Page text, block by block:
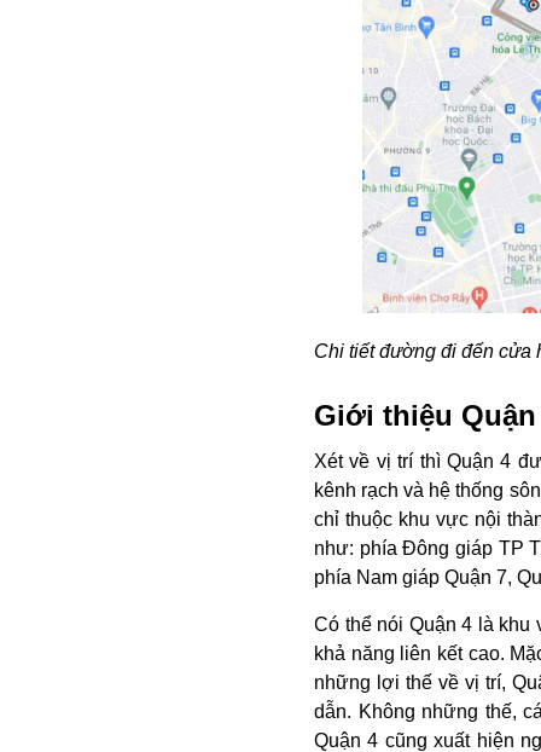
Chi tiết đường đi đến cửa
Giới thiệu Quận
Xét về vị trí thì Quận 4
kênh rạch và hệ thống
chỉ thuộc khu vực nội
như: phía Đông giáp TP
phía Nam giáp Quận 7,
Có thể nói Quận 4 là khu
khả năng liên kết cao.
những lợi thế về vị trí,
dẫn. Không những thế,
Quận 4 cũng xuất hiện